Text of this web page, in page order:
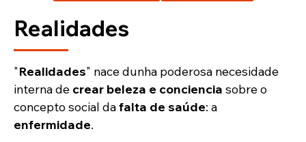
Realidades
"Realidades" nace dunha poderosa necesidade
interna de crear beleza e conciencia sobre o
concepto social dafalta de saúde: a
enfermidade.